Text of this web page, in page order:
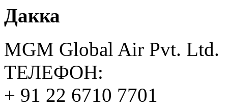
Дакка
MGM Global Air Pvt. Ltd.
ТЕЛЕФОН:
+ 91 22 6710 7701